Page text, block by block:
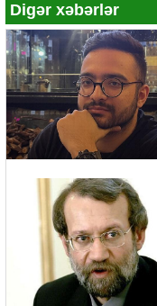
Digər xəbərlər